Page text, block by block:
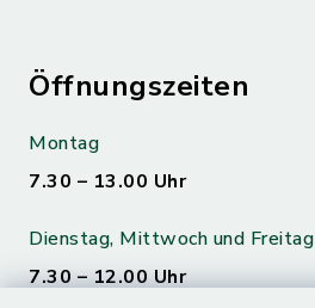
Öffnungszeiten
Montag
7.30 – 13.00 Uhr
Dienstag, Mittwoch und Freitag
7.30 – 12.00 Uhr